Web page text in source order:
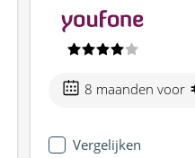
8 maanden voor
Vergelijken